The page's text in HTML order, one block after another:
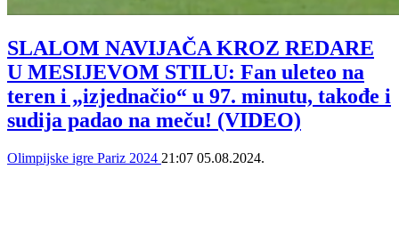
SLALOM NAVIJAČA KROZ REDARE
U MESIJEVOM STILU: Fan uleteo na
teren i „izjednačio“ u 97. minutu, takođe i
sudija padao na meču! (VIDEO)
Olimpijske igre Pariz 2024 21:07 05.08.2024.